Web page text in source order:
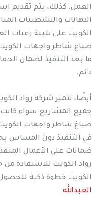
العمل. كذلك، يتم تقديم
الدهانات والتشطيبات
الكويت على تلبية رغبات
صباغ شاطر واجهات
ما بعد التنفيذ لضمان
دائم.
أيضًا، تتميز شركة رواد
جميع المشاريع سواء
صباغ شاطر واجهات
في التنفيذ دون المساس
ضمانات على الأعمال
رواد الكويت للاستفادة
الكويت خطوة ذكية للحصول
العبدالله